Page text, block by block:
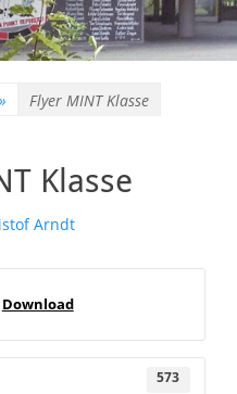
» Flyer MINT Klasse
Klasse
Arndt
Download
573